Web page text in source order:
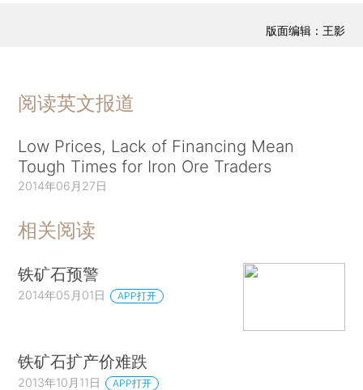
版面编辑：王影
阅读英文报道
Low Prices, Lack of Financing Mean
Tough Times for Iron Ore Traders
2014年06月27日
相关阅读
铁矿石预警
2014年05月01日 APP打开
铁矿石扩产价难跌
2013年10月11日 APP打开